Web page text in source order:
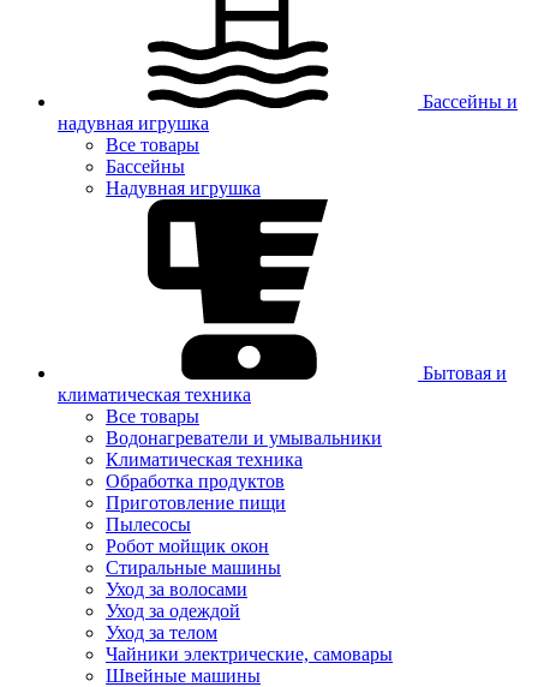
Бассейны и
надувная игрушка
Все товары
Бассейны
Надувная игрушка
Бытовая и
климатическая техника
Все товары
Водонагреватели и умывальники
Климатическая техника
Обработка продуктов
Приготовление пищи
Пылесосы
Робот мойщик окон
Стиральные машины
Уход за волосами
Уход за одеждой
Уход за телом
Чайники электрические, самовары
Швейные машины